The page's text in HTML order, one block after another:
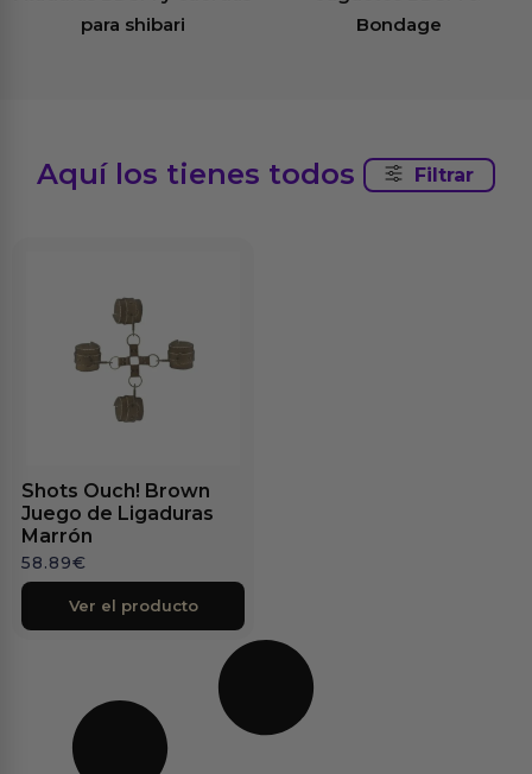
para shibari
Bondage
Aquí los tienes todos Filtrar
Shots Ouch! Brown
Juego de Ligaduras
Marrón
58.89€
Ver el producto